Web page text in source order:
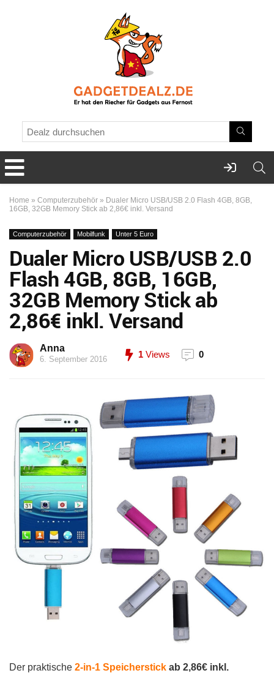
Home » Computerzubehör » Dualer Micro USB/USB 2.0 Flash 4GB, 8GB,
16GB, 32GB Memory Stick ab 2,86€ inkl. Versand
Computerzubehör Mobilfunk Unter 5 Euro
Dualer Micro USB/USB 2.0
Flash 4GB, 8GB, 16GB,
32GB Memory Stick ab
2,86€ inkl. Versand
Anna
6. September 2016 1 Views 0
Der praktische 2-in-1 Speicherstick ab 2,86€ inkl.